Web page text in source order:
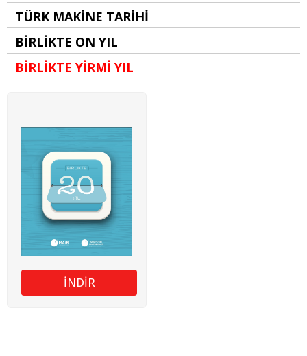
TÜRK MAKİNE TARİHİ
BİRLİKTE ON YIL
BİRLİKTE YİRMİ YIL
İNDİR